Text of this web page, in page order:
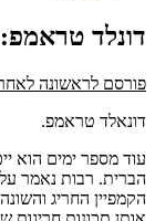
דונלד
פורסם לראשונה לאחר
דונאלד טראמפ.
עוד מספר ימים הוא
הברית. רבות נאמר
הקמפיין החריג